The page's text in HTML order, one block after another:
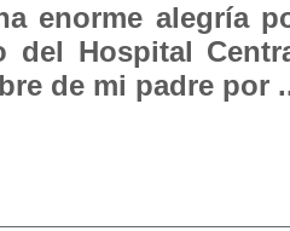
enorme alegría
del Hospital
de mi padre por